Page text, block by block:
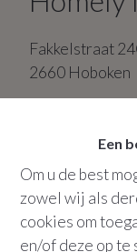
Een
Om u de best
zowel wij als
cookies om
en/of deze op te
Fakkelstraat
2660 Hoboken
badkamer
Bew. opp.:107
Parking